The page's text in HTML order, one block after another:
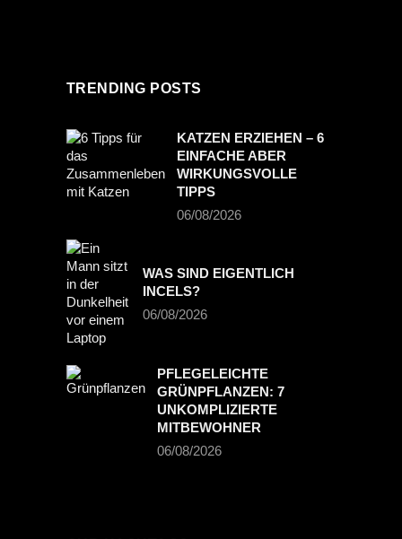
TRENDING POSTS
KATZEN ERZIEHEN – 6
EINFACHE ABER
WIRKUNGSVOLLE
TIPPS
06/08/2026
WAS SIND EIGENTLICH
INCELS?
06/08/2026
PFLEGELEICHTE
GRÜNPFLANZEN: 7
UNKOMPLIZIERTE
MITBEWOHNER
06/08/2026